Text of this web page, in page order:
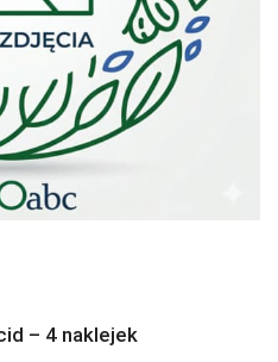
– 4 naklejek